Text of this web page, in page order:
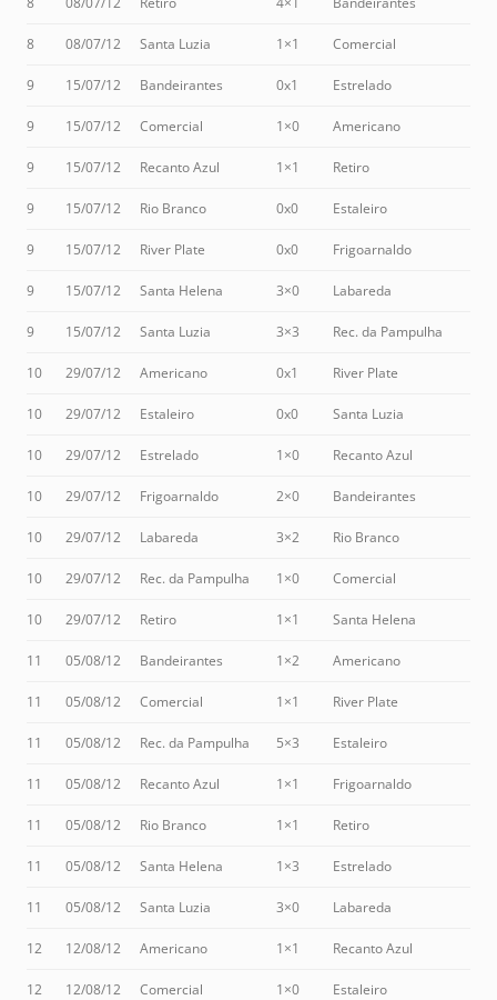
8 08/07/12 Santa Luzia 1×1 Comercial
9 15/07/12 Bandeirantes 0x1 Estrelado
9 15/07/12 Comercial 1×0 Americano
9 15/07/12 Recanto Azul 1×1 Retiro
9 15/07/12 Rio Branco 0x0 Estaleiro
9 15/07/12 River Plate 0x0 Frigoarnaldo
9 15/07/12 Santa Helena 3×0 Labareda
9 15/07/12 Santa Luzia 3×3 Rec. da Pampulha
10 29/07/12 Americano 0x1 River Plate
10 29/07/12 Estaleiro 0x0 Santa Luzia
10 29/07/12 Estrelado 1×0 Recanto Azul
10 29/07/12 Frigoarnaldo 2×0 Bandeirantes
10 29/07/12 Labareda 3×2 Rio Branco
10 29/07/12 Rec. da Pampulha 1×0 Comercial
10 29/07/12 Retiro 1×1 Santa Helena
11 05/08/12 Bandeirantes 1×2 Americano
11 05/08/12 Comercial 1×1 River Plate
11 05/08/12 Rec. da Pampulha 5×3 Estaleiro
11 05/08/12 Recanto Azul 1×1 Frigoarnaldo
11 05/08/12 Rio Branco 1×1 Retiro
11 05/08/12 Santa Helena 1×3 Estrelado
11 05/08/12 Santa Luzia 3×0 Labareda
12 12/08/12 Americano 1×1 Recanto Azul
12 12/08/12 Comercial 1×0 Estaleiro